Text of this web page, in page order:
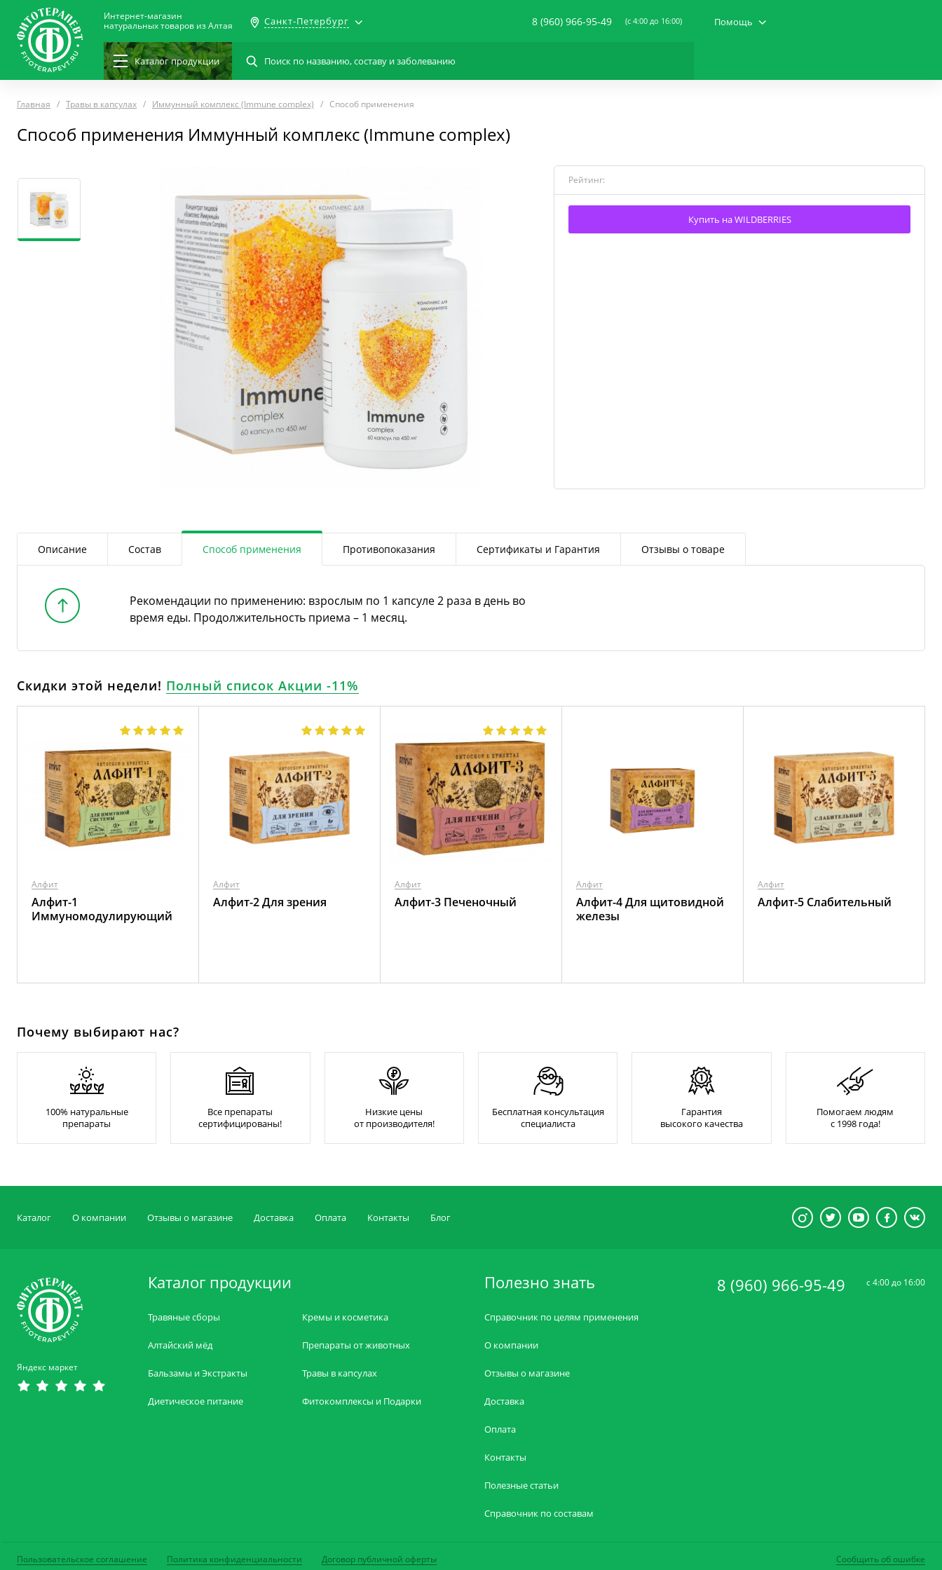
Интернет-магазин
натуральных товаров из Алтая
Санкт-Петербург 8 (960) 966-95-49 (c 4:00 до 16:00) Помощь
Каталогпродукции
Главная Травы в капсулах Иммунный комплекс (Immune complex) Способ применения
Способ применения Иммунный комплекс (Immune complex)
Рейтинг:
Купить на WILDBERRIES
Описание Состав Способ применения Противопоказания Сертификаты и Гарантия Отзывы о товаре
Рекомендации по применению: взрослым по 1 капсуле 2 раза в день во
время еды. Продолжительность приема – 1 месяц.
Скидки этой недели! Полный список Акции -11%
Алфит
Алфит-1
Иммуномодулирующий
Алфит
Алфит-2 Для зрения
Алфит
Алфит-3 Печеночный
Алфит
Алфит-4 Для щитовидной
железы
Алфит
Алфит-5 Слабительный
Почему выбирают нас?
100% натуральные
препараты
Все препараты
сертифицированы!
Низкие цены
от производителя!
Бесплатная консультация
специалиста
Гарантия
высокого качества
Помогаем людям
с 1998 года!
Каталог О компании Отзывы о магазине Доставка Оплата Контакты Блог
Яндекс маркет
Каталог продукции
Травяные сборы
Алтайский мёд
Бальзамы и Экстракты
Диетическое питание
Кремы и косметика
Препараты от животных
Травы в капсулах
Фитокомплексы и Подарки
Полезно знать
Справочник по целям применения
О компании
Отзывы о магазине
Доставка
Оплата
Контакты
Полезные статьи
Справочник по составам
8 (960) 966-95-49 c 4:00 до 16:00
Пользовательское соглашение Политика конфиденциальности Договор публичной оферты Сообщить об ошибке